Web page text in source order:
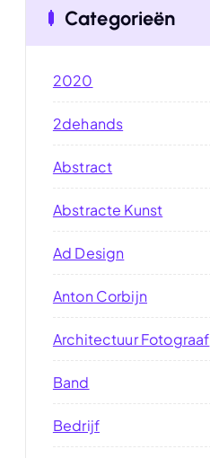
Categorieën
2020
2dehands
Abstract
Abstracte Kunst
Ad Design
Anton Corbijn
Architectuur Fotograaf
Band
Bedrijf